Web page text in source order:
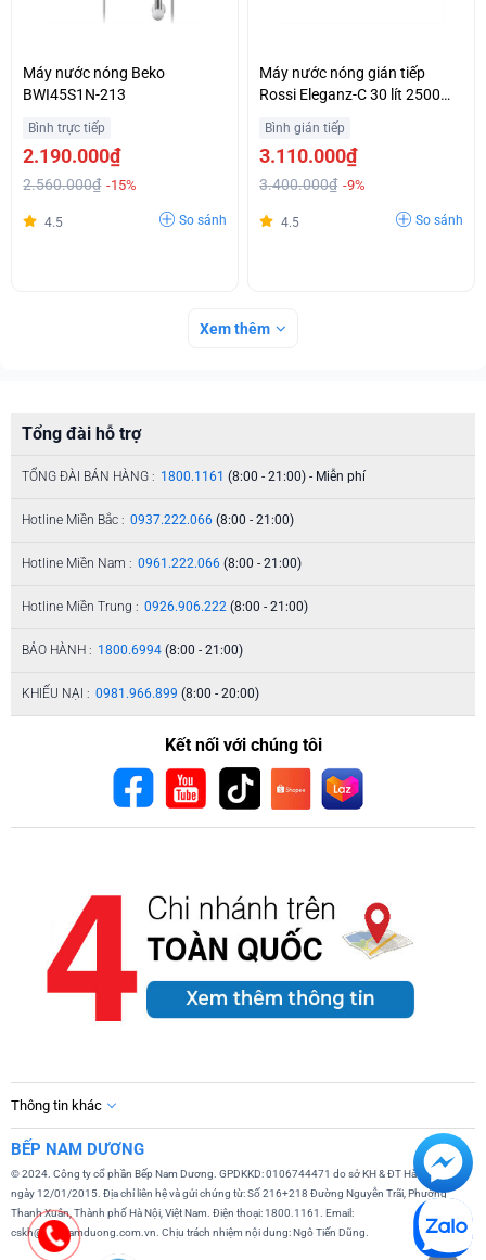
Máy nước nóng Beko
BWI45S1N-213
Bình trực tiếp
2.190.000₫
2.560.000₫ -15%
4.5 So sánh
Máy nước nóng gián tiếp
Rossi Eleganz-C 30 lít 2500W
Bình gián tiếp
3.110.000₫
3.400.000₫ -9%
4.5 So sánh
Xem thêm
Tổng đài hỗ trợ
TỔNG ĐÀI BÁN HÀNG : 1800.1161 (8:00 - 21:00) - Miễn phí
Hotline Miền Bắc : 0937.222.066 (8:00 - 21:00)
Hotline Miền Nam : 0961.222.066 (8:00 - 21:00)
Hotline Miền Trung : 0926.906.222 (8:00 - 21:00)
BẢO HÀNH : 1800.6994 (8:00 - 21:00)
KHIẾU NẠI : 0981.966.899 (8:00 - 20:00)
Kết nối với chúng tôi
Thông tin khác
BẾP NAM DƯƠNG
© 2024. Công ty cổ phần Bếp Nam Dương. GPDKKD: 0106744471 do sở KH & ĐT Hà Nội cấp
ngày 12/01/2015. Địa chỉ liên hệ và gửi chứng từ: Số 216+218 Đường Nguyễn Trãi, Phường
Thanh Xuân, Thành phố Hà Nội, Việt Nam. Điện thoại: 1800.1161. Email:
cskh@bepnamduong.com.vn. Chịu trách nhiệm nội dung: Ngô Tiến Dũng.